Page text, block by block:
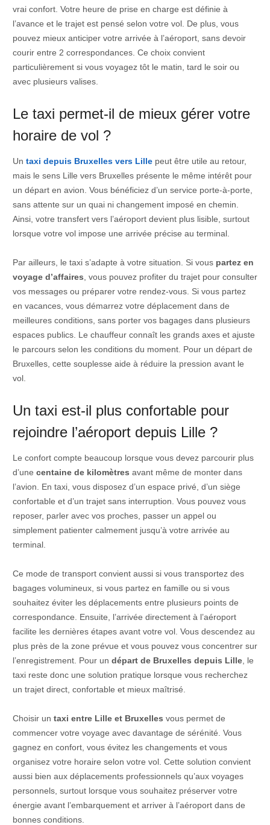
vrai confort. Votre heure de prise en charge est définie à
l’avance et le trajet est pensé selon votre vol. De plus, vous
pouvez mieux anticiper votre arrivée à l’aéroport, sans devoir
courir entre 2 correspondances. Ce choix convient
particulièrement si vous voyagez tôt le matin, tard le soir ou
avec plusieurs valises.
Le taxi permet-il de mieux gérer votre
horaire de vol ?
Un taxi depuis Bruxelles vers Lillepeut être utile au retour,
mais le sens Lille vers Bruxelles présente le même intérêt pour
un départ en avion. Vous bénéficiez d’un service porte-à-porte,
sans attente sur un quai ni changement imposé en chemin.
Ainsi, votre transfert vers l’aéroport devient plus lisible, surtout
lorsque votre vol impose une arrivée précise au terminal.
Par ailleurs, le taxi s’adapte à votre situation. Si vous partez en
voyage d’affaires , vous pouvez profiter du trajet pour consulter
vos messages ou préparer votre rendez-vous. Si vous partez
en vacances, vous démarrez votre déplacement dans de
meilleures conditions, sans porter vos bagages dans plusieurs
espaces publics. Le chauffeur connaît les grands axes et ajuste
le parcours selon les conditions du moment. Pour un départ de
Bruxelles, cette souplesse aide à réduire la pression avant le
vol.
Un taxi est-il plus confortable pour
rejoindre l’aéroport depuis Lille ?
Le confort compte beaucoup lorsque vous devez parcourir plus
d’une centaine de kilomètres avant même de monter dans
l’avion. En taxi, vous disposez d’un espace privé, d’un siège
confortable et d’un trajet sans interruption. Vous pouvez vous
reposer, parler avec vos proches, passer un appel ou
simplement patienter calmement jusqu’à votre arrivée au
terminal.
Ce mode de transport convient aussi si vous transportez des
bagages volumineux, si vous partez en famille ou si vous
souhaitez éviter les déplacements entre plusieurs points de
correspondance. Ensuite, l’arrivée directement à l’aéroport
facilite les dernières étapes avant votre vol. Vous descendez au
plus près de la zone prévue et vous pouvez vous concentrer sur
l’enregistrement. Pour un départ de Bruxelles depuis Lille, le
taxi reste donc une solution pratique lorsque vous recherchez
un trajet direct, confortable et mieux maîtrisé.
Choisir un taxi entre Lille et Bruxelles vous permet de
commencer votre voyage avec davantage de sérénité. Vous
gagnez en confort, vous évitez les changements et vous
organisez votre horaire selon votre vol. Cette solution convient
aussi bien aux déplacements professionnels qu’aux voyages
personnels, surtout lorsque vous souhaitez préserver votre
énergie avant l’embarquement et arriver à l’aéroport dans de
bonnes conditions.